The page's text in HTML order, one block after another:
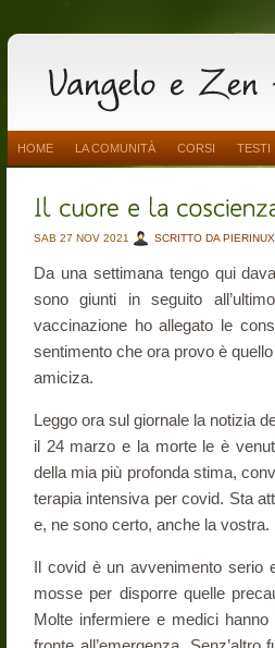
HOME LA COMUNITÀ CORSI TESTI
SAB 27 NOV 2021 SCRITTO DA PIERINUX
Da una settimana tengo qui
sono giunti in seguito
vaccinazione ho allegato le
sentimento che ora provo è
amiciza.
Leggo ora sul giornale la notizia
il 24 marzo e la morte le è
della mia più profonda stima,
terapia intensiva per covid. Sta
e, ne sono certo, anche la vostra.
Il covid è un avvenimento serio
mosse per disporre quelle
Molte infermiere e medici